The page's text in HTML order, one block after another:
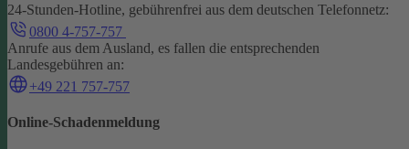
24-Stunden-Hotline, gebührenfrei aus dem deutschen Telefonnetz:
0800 4-757-757
Anrufe aus dem Ausland, es fallen die entsprechenden
Landesgebühren an:
+49 221 757-757
Online-Schadenmeldung